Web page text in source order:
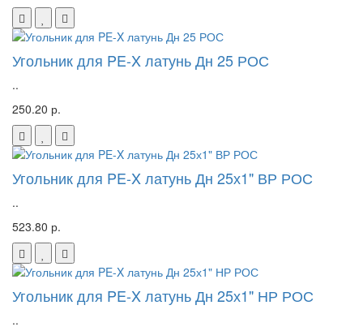
Угольник для PE-X латунь Дн 25 РОС
..
250.20 р.
Угольник для PE-X латунь Дн 25х1" ВР РОС
..
523.80 р.
Угольник для PE-X латунь Дн 25х1" НР РОС
..